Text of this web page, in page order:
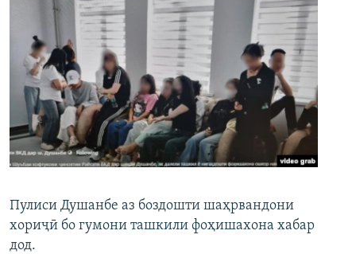
Пулиси Душанбе аз боздошти шаҳрвандони
хориҷӣ бо гумони ташкили фоҳишахона хабар
дод.